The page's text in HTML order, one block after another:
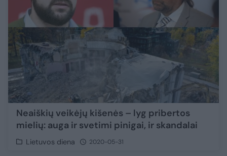
Neaiškių veikėjų kišenės – lyg pribertos
mielių: auga ir svetimi pinigai, ir skandalai
Lietuvos diena 2020-05-31